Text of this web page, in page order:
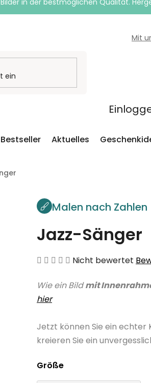
in der bestmöglichen Qualität.
Mit
Bestseller Aktuelles
Malen nach Zahlen
Jazz-Sänger
Die
Produktbewertung
von
5
Nicht bewertet
Wie ein Bildmit
hier
Jetzt können Sie ein echter
kreieren Sie ein
Größe